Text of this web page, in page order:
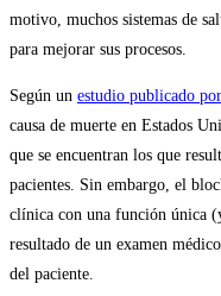
motivo, muchos sistemas de
para mejorar sus procesos.
Según un estudio publicado
causa de muerte en Estados
que se encuentran los que
pacientes. Sin embargo, el
clínica con una función única
resultado de un examen
del paciente.